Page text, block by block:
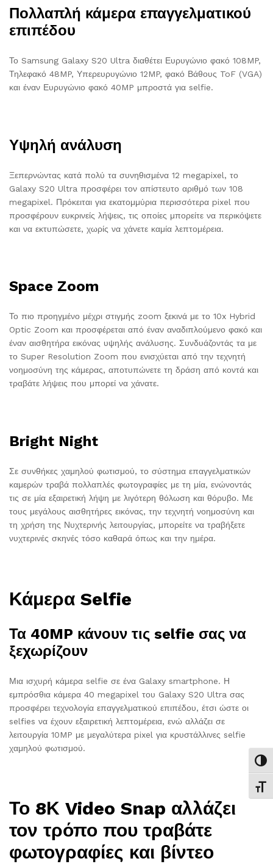
Πολλαπλή κάμερα επαγγελματικού
επιπέδου
Το Samsung Galaxy S20 Ultra διαθέτει Ευρυγώνιο φακό 108MP,
Τηλεφακό 48MP, Υπερευρυγώνιο 12MP, φακό Βάθους ToF (VGA)
και έναν Ευρυγώνιο φακό 40MP μπροστά για selfie.
Υψηλή ανάλυση
Ξεπερνώντας κατά πολύ τα συνηθισμένα 12 megapixel, το
Galaxy S20 Ultra προσφέρει τον απίστευτο αριθμό των 108
megapixel. Πρόκειται για εκατομμύρια περισσότερα pixel που
προσφέρουν ευκρινείς λήψεις, τις οποίες μπορείτε να περικόψετε
και να εκτυπώσετε, χωρίς να χάνετε καμία λεπτομέρεια.
Space Zoom
Το πιο προηγμένο μέχρι στιγμής zoom ξεκινά με το 10x Hybrid
Optic Zoom και προσφέρεται από έναν αναδιπλούμενο φακό και
έναν αισθητήρα εικόνας υψηλής ανάλυσης. Συνδυάζοντάς τα με
το Super Resolution Zoom που ενισχύεται από την τεχνητή
νοημοσύνη της κάμερας, αποτυπώνετε τη δράση από κοντά και
τραβάτε λήψεις που μπορεί να χάνατε.
Bright Night
Σε συνθήκες χαμηλού φωτισμού, το σύστημα επαγγελματικών
καμερών τραβά πολλαπλές φωτογραφίες με τη μία, ενώνοντάς
τις σε μία εξαιρετική λήψη με λιγότερη θόλωση και θόρυβο. Με
τους μεγάλους αισθητήρες εικόνας, την τεχνητή νοημοσύνη και
τη χρήση της Νυχτερινής λειτουργίας, μπορείτε να τραβήξετε
νυχτερινές σκηνές τόσο καθαρά όπως και την ημέρα.
Κάμερα Selfie
Τα 40MP κάνουν τις selfie σας να
ξεχωρίζουν
Μια ισχυρή κάμερα selfie σε ένα Galaxy smartphone. Η
εμπρόσθια κάμερα 40 megapixel του Galaxy S20 Ultra σας
προσφέρει τεχνολογία επαγγελματικού επιπέδου, έτσι ώστε οι
selfies να έχουν εξαιρετική λεπτομέρεια, ενώ αλλάζει σε
λειτουργία 10MP με μεγαλύτερα pixel για κρυστάλλινες selfie
χαμηλού φωτισμού.
Το 8Κ Video Snap αλλάζει
τον τρόπο που τραβάτε
φωτογραφίες και βίντεο